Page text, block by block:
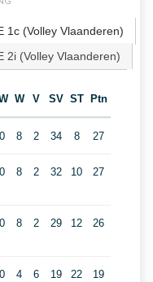
1c (Volley Vlaanderen)
2i (Volley Vlaanderen)
W V SV ST Ptn
8 2 34 8 27
8 2 32 10 27
8 2 29 12 26
4 6 19 22 19